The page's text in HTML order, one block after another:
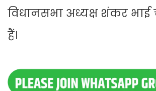
विधानसभा अध्यक्ष शंकर भाई
हैं।